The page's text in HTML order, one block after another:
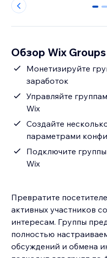
0 1
Обзор Wix Groups
Монетизируйте
заработок
Управляйте
Wix
Создайте
параметрами
Подключите
Wix
Превратите
активных участников
интересам. Группы
полностью
обсуждений и обмена